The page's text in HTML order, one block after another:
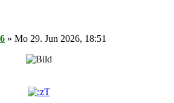
» Mo 29. Jun 2026, 18:51